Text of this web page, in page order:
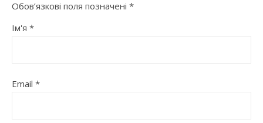
Обов’язкові поля позначені *
Ім'я *
Email *